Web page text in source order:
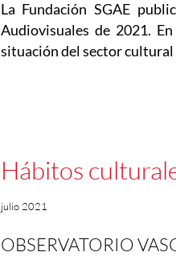
La Fundación SGAE
Audiovisuales de 2021.
situación del sector cultural
Hábitos
julio 2021
OBSERVATORIO